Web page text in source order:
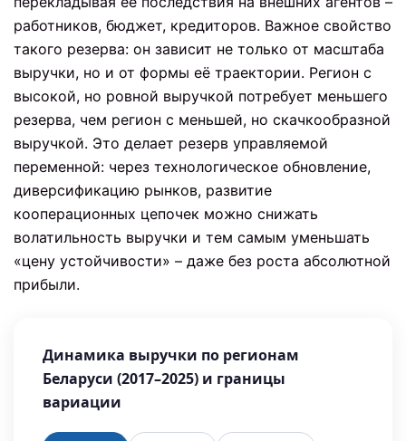
работников, бюджет, кредиторов. Важное свойство
такого резерва: он зависит не только от масштаба
выручки, но и от формы её траектории. Регион с
высокой, но ровной выручкой потребует меньшего
резерва, чем регион с меньшей, но скачкообразной
выручкой. Это делает резерв управляемой
переменной: через технологическое обновление,
диверсификацию рынков, развитие
кооперационных цепочек можно снижать
волатильность выручки и тем самым уменьшать
«цену устойчивости» – даже без роста абсолютной
прибыли.
Динамика выручки по регионам
Беларуси (2017–2025) и границы
вариации